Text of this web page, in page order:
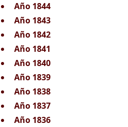
Año 1844
Año 1843
Año 1842
Año 1841
Año 1840
Año 1839
Año 1838
Año 1837
Año 1836